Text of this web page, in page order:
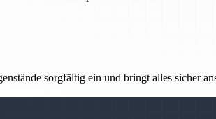
sorgfältig ein und bringt alles sicher